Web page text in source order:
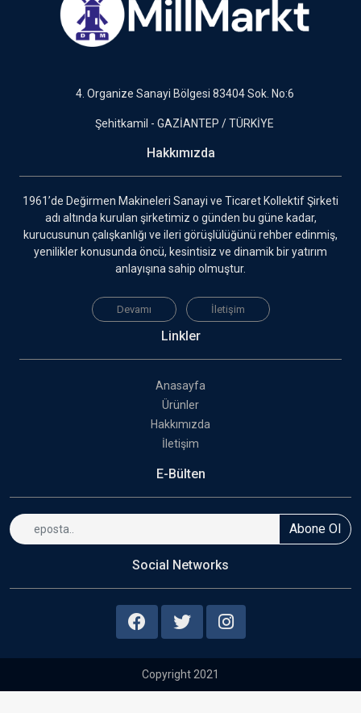
4. Organize Sanayi Bölgesi 83404 Sok. No:6
Şehitkamil - GAZİANTEP / TÜRKİYE
Hakkımızda
1961’de Değirmen Makineleri Sanayi ve Ticaret Kollektif Şirketi
adı altında kurulan şirketimiz o günden bu güne kadar,
kurucusunun çalışkanlığı ve ileri görüşlülüğünü rehber edinmiş,
yenilikler konusunda öncü, kesintisiz ve dinamik bir yatırım
anlayışına sahip olmuştur.
Devamı İletişim
Linkler
Anasayfa
Ürünler
Hakkımızda
İletişim
E-Bülten
Abone Ol
Social Networks
Copyright 2021